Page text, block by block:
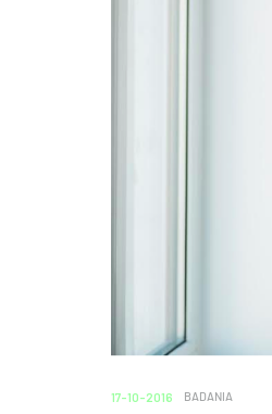
17-10-2016 BADANIA